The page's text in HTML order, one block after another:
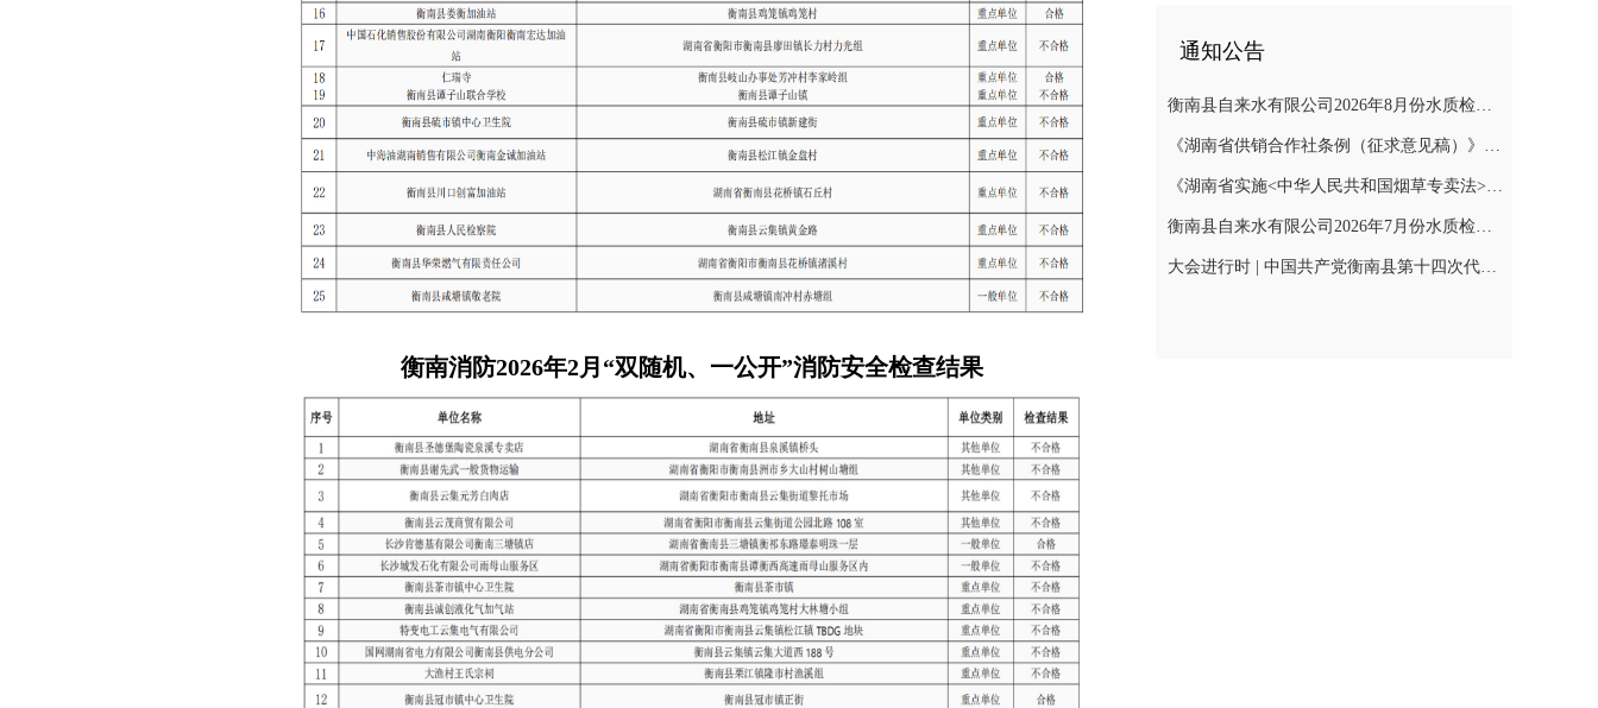
衡南消防2026年2月“双随机、一公开”消防安全检查结果
通知公告
衡南县自来水有限公司2026年8月份水质检测报告
《湖南省供销合作社条例（征求意见稿）》公开征集意见
《湖南省实施<中华人民共和国烟草专卖法>若干规定（征求意见稿）》公开征集意见
衡南县自来水有限公司2026年7月份水质检测报告公示
大会进行时 | 中国共产党衡南县第十四次代表大会召开预备会议第二阶段会议